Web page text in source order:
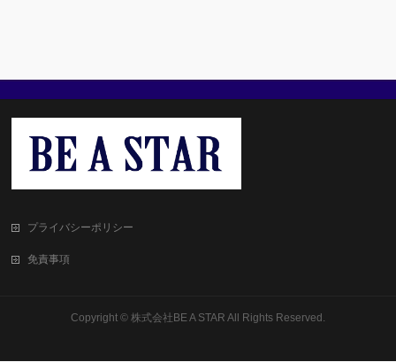
プライバシーポリシー
免責事項
Copyright © 株式会社BE A STAR All Rights Reserved.